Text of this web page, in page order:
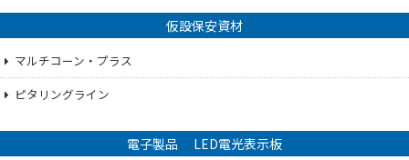
仮設保安資材
マルチコーン・プラス
ピタリングライン
電子製品 LED電光表示板